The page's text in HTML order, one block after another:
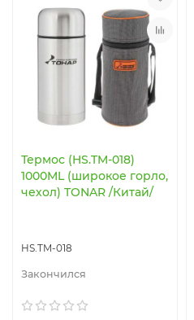
Термос (HS.TM-018)
1000ML (широкое горло,
чехол) TONAR /Китай/
HS.TM-018
Закончился